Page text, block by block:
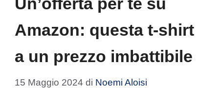
Amazon: questa t-shirt
a un prezzo imbattibile
15 Maggio 2024 di Noemi Aloisi